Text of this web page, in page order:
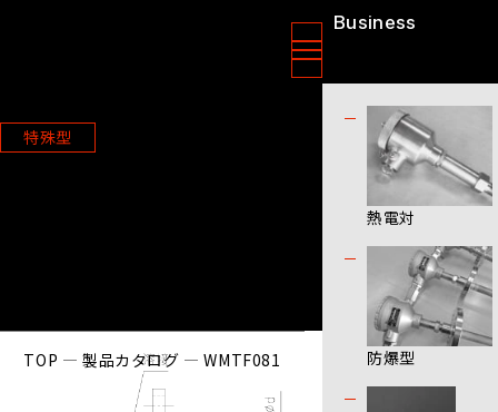
Business
熱電対
防爆型
特殊型
TOP 製品カタログ WMTF081